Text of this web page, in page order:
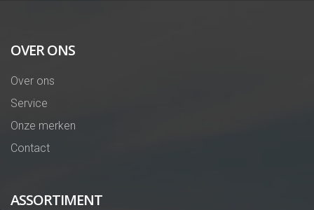
OVER ONS
Over ons
Service
Onze merken
Contact
ASSORTIMENT